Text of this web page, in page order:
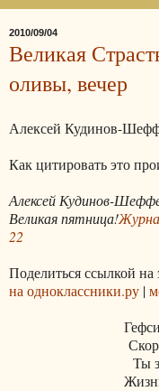
2010/09/04
Великая
оливы, вечер
Алексей Кудинов-
Как цитировать это
Алексей Кудинов-
Великая пятница!
22
Поделиться ссылкой
на одноклассники.ру |
Ты